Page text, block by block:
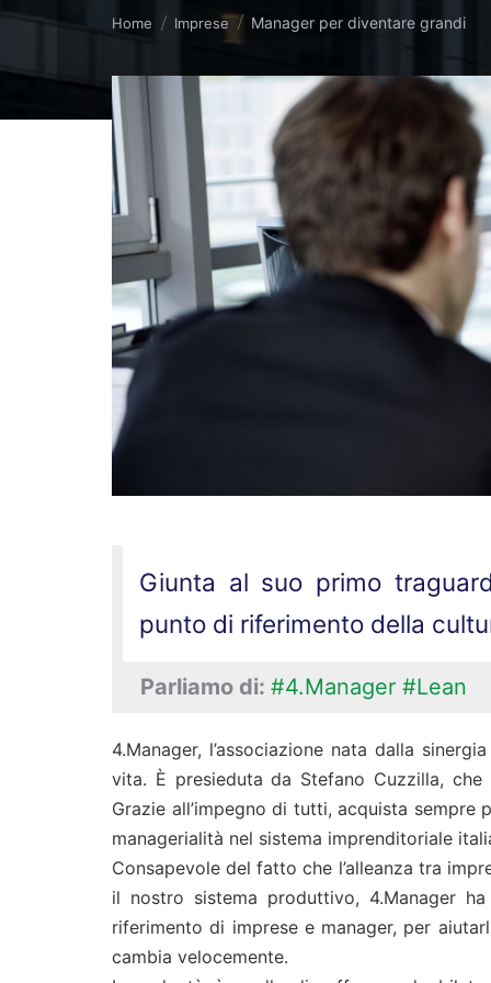
Tu sei qui:
Home Imprese Manager per diventare grandi
Giunta al suo primo
punto di riferimento della
Parliamo di: #4.Manager #Lean
4.Manager, l’associazione nata dalla
vita. È presieduta da Stefano Cuzzilla,
Grazie all’impegno di tutti, acquista
managerialità nel sistema imprenditoriale
Consapevole del fatto che l’alleanza tra
il nostro sistema produttivo, 4.Manager
riferimento di imprese e manager, per
cambia velocemente.